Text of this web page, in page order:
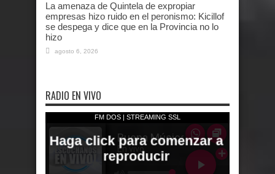
La amenaza de Quintela de expropiar
empresas hizo ruido en el peronismo: Kicillof
se despega y dice que en la Provincia no lo
hizo
agosto 6, 2026
RADIO EN VIVO